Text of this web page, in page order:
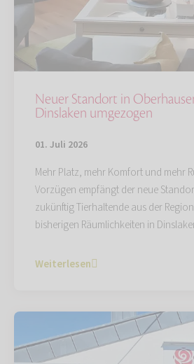
Neuer Standort in
Dinslaken umgezogen
01. Juli 2026
Mehr Platz, mehr Komfort und mehr
Vorzügen empfängt der neue
zukünftig Tierhaltende aus der
bisherigen Räumlichkeiten in
Weiterlesen